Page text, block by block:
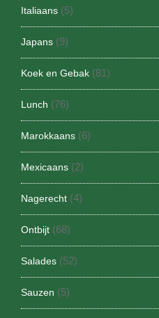
Italiaans (5)
Japans (9)
Koek en Gebak (81)
Lunch (76)
Marokkaans (6)
Mexicaans (2)
Nagerecht (4)
Ontbijt (68)
Salades (52)
Sauzen (5)